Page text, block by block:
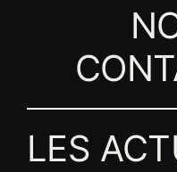
LES